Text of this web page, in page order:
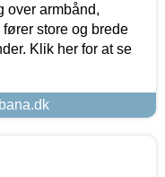
over armbånd,
store og brede
Klik her for at se